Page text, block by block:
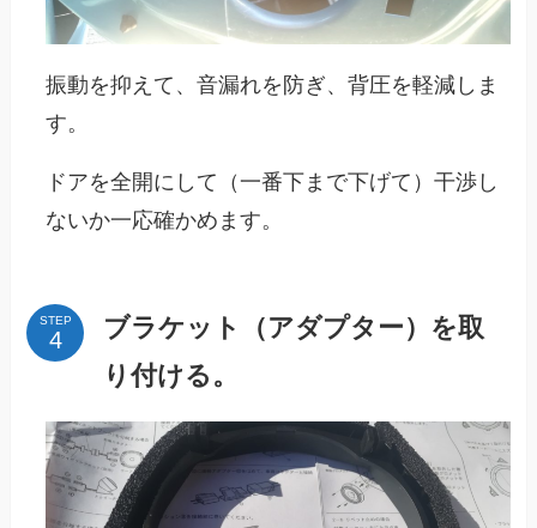
振動を抑えて、音漏れを防ぎ、背圧を軽減しま
す。
ドアを全開にして（一番下まで下げて）干渉し
ないか一応確かめます。
STEP
ブラケット（アダプター）を取
り付ける。